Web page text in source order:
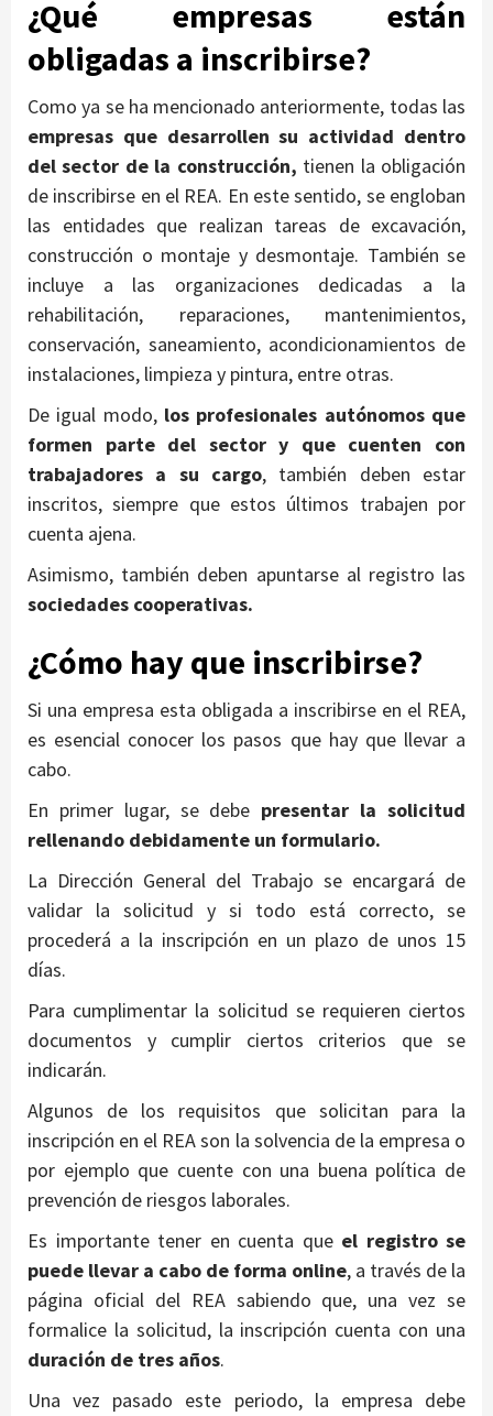
¿Qué empresas están
obligadas a inscribirse?
Como ya se ha mencionado anteriormente, todas las
empresas que desarrollen su actividad dentro
del sector de la construcción, tienen la obligación
de inscribirse en el REA. En este sentido, se engloban
las entidades que realizan tareas de excavación,
construcción o montaje y desmontaje. También se
incluye a las organizaciones dedicadas a la
rehabilitación, reparaciones, mantenimientos,
conservación, saneamiento, acondicionamientos de
instalaciones, limpieza y pintura, entre otras.
De igual modo, los profesionales autónomos que
formen parte del sector y que cuenten con
trabajadores a su cargo, también deben estar
inscritos, siempre que estos últimos trabajen por
cuenta ajena.
Asimismo, también deben apuntarse al registro las
sociedades cooperativas.
¿Cómo hay que inscribirse?
Si una empresa esta obligada a inscribirse en el REA,
es esencial conocer los pasos que hay que llevar a
cabo.
En primer lugar, se debe presentar la solicitud
rellenando debidamente un formulario.
La Dirección General del Trabajo se encargará de
validar la solicitud y si todo está correcto, se
procederá a la inscripción en un plazo de unos 15
días.
Para cumplimentar la solicitud se requieren ciertos
documentos y cumplir ciertos criterios que se
indicarán.
Algunos de los requisitos que solicitan para la
inscripción en el REA son la solvencia de la empresa o
por ejemplo que cuente con una buena política de
prevención de riesgos laborales.
Es importante tener en cuenta que el registro se
puede llevar a cabo de forma online, a través de la
página oficial del REA sabiendo que, una vez se
formalice la solicitud, la inscripción cuenta con una
duración de tres años.
Una vez pasado este periodo, la empresa debe